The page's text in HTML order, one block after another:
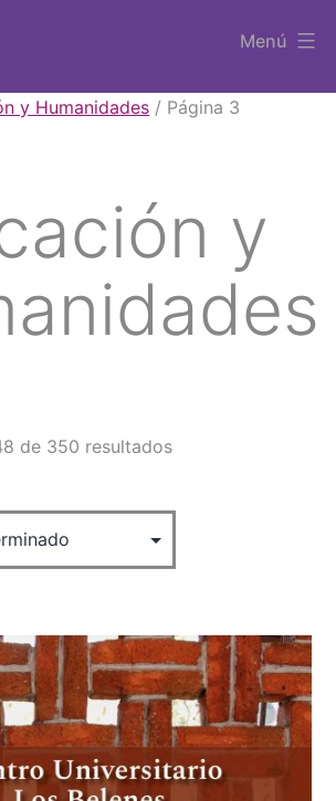
Menú
y Humanidades / Página 3
y
de 350 resultados